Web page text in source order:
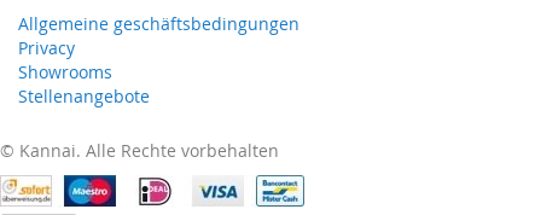
Allgemeine geschäftsbedingungen
Privacy
Showrooms
Stellenangebote
© Kannai. Alle Rechte vorbehalten